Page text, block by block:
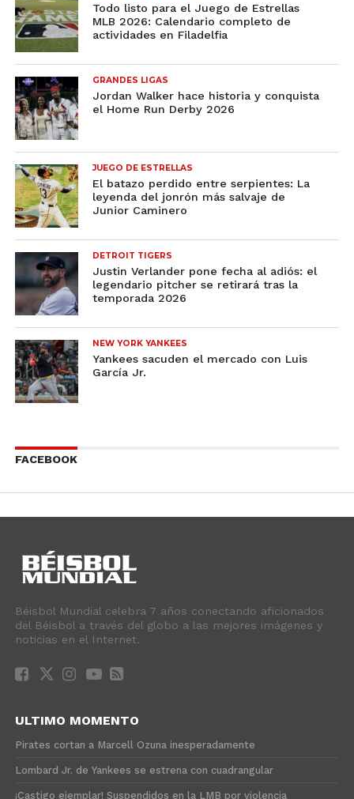
Todo listo para el Juego de Estrellas
MLB 2026: Calendario completo de
actividades en Filadelfia
GRANDES LIGAS
Jordan Walker hace historia y conquista
el Home Run Derby 2026
JUEGO DE ESTRELLAS
El batazo perdido entre serpientes: La
leyenda del jonrón más salvaje de
Junior Caminero
DETROIT TIGERS
Justin Verlander pone fecha al adiós: el
legendario pitcher se retirará tras la
temporada 2026
NEW YORK YANKEES
Yankees sacuden el mercado con Luis
García Jr.
FACEBOOK
Béisbol Mundial celebra 7 años conectando aficionados
del Béisbol a través del globo a las mejores imágenes y
noticias en el Internet.
ULTIMO MOMENTO
Pirates cortan a Marcell Ozuna inesperadamente
Lombard Jr. de Yankees se estrena con cuadrangular
¡Castigo ejemplar! Suspendidos en la LMB por violencia